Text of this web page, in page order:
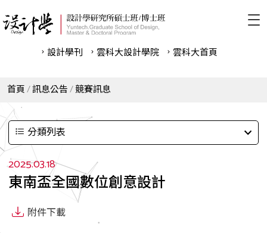
設計學刊 雲科⼤設計學院 雲科⼤首頁
首頁 訊息公告 競賽訊息
分類列表
2025.03.18
東南盃全國數位創意設計
附件下載